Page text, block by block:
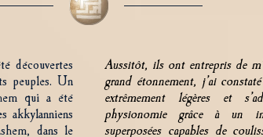
découvertes
peuples. Un
qui a été
akkylanniens
dans le
Aussitôt, ils ont entrepris de
grand étonnement, j’ai
extrêmement légères et
physionomie grâce à un
superposées capables de